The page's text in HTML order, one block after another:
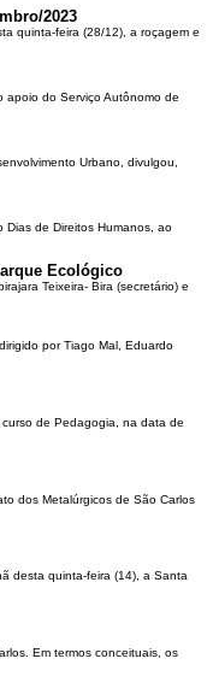
2023
quinta-feira (28/12), a roçagem e
apoio do Serviço Autônomo de
Urbano, divulgou,
de Direitos Humanos, ao
Ecológico
Teixeira- Bira (secretário) e
por Tiago Mal, Eduardo
de Pedagogia, na data de
dos Metalúrgicos de São Carlos
desta quinta-feira (14), a Santa
Em termos conceituais, os